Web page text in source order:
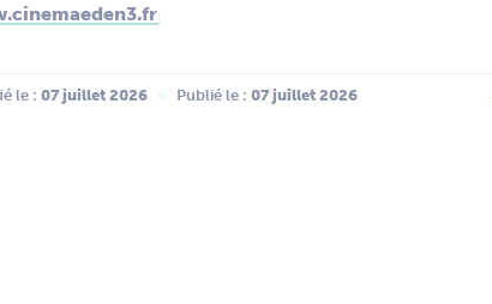
le : 07 juillet 2026 Publié le : 07 juillet 2026